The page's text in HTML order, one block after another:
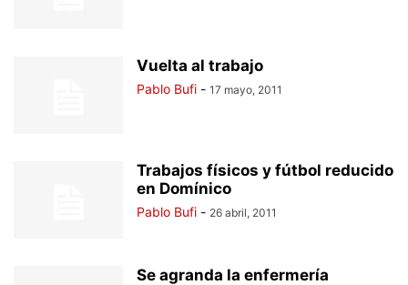
Vuelta al trabajo
Pablo Bufi - 17 mayo, 2011
Trabajos físicos y fútbol reducido
en Domínico
Pablo Bufi - 26 abril, 2011
Se agranda la enfermería